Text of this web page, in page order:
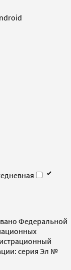
Федеральной
серия Эл №